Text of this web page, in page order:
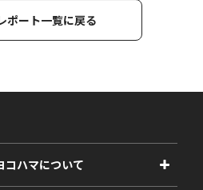
ポート一覧に戻る
コハマについて